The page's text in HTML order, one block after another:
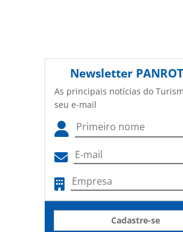
Newsletter
As principais notícias do
seu e-mail
Cadastre-se